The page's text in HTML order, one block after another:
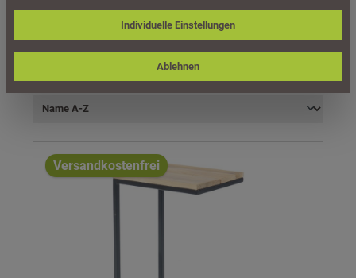
Produkte filtern
Versandkostenfrei
Individuelle Einstellungen
Ablehnen